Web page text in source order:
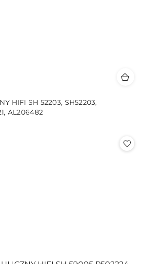
HIFI SH 52203, SH52203,
AL206482